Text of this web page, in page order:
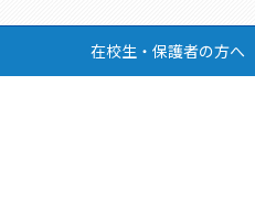
在校生・保護者の方へ